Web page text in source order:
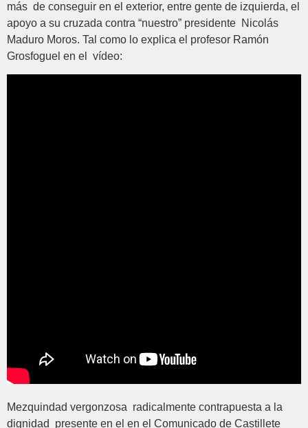
más de conseguir en el exterior, entre gente de izquierda, el
apoyo a su cruzada contra “nuestro” presidente Nicolás
Maduro Moros. Tal como lo explica el profesor Ramón
Grosfoguel en el vídeo:
Mezquindad vergonzosa radicalmente contrapuesta a la
dignidad presente en el en el Comunicado de Castillete